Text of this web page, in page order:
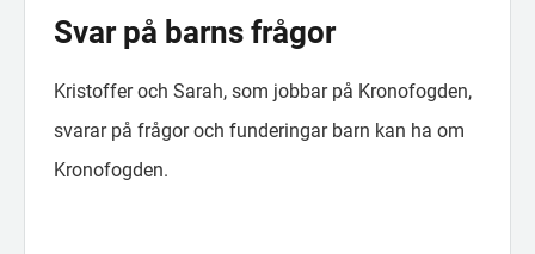
Svar på barns frågor
Kristoffer och Sarah, som jobbar på Kronofogden,
svarar på frågor och funderingar barn kan ha om
Kronofogden.